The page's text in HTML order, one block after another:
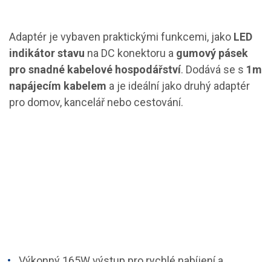
Adaptér je vybaven praktickými funkcemi, jako LED
indikátor stavu na DC konektoru a gumový pásek
pro snadné kabelové hospodářství. Dodává se s 1m
napájecím kabelem a je ideální jako druhý adaptér
pro domov, kancelář nebo cestování.